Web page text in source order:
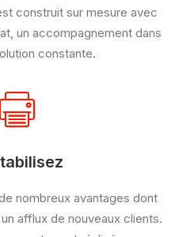
construit sur mesure avec
un accompagnement dans
constante.
nombreux avantages dont
afflux de nouveaux clients.